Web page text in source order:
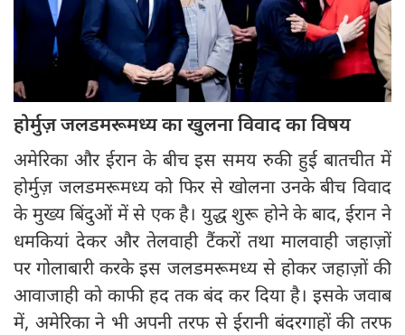
होर्मुज़ जलडमरूमध्य का खुलना विवाद का विषय
अमेरिका और ईरान के बीच इस समय रुकी हुई बातचीत में
होर्मुज़ जलडमरूमध्य को फिर से खोलना उनके बीच विवाद
के मुख्य बिंदुओं में से एक है। युद्ध शुरू होने के बाद, ईरान ने
धमकियां देकर और तेलवाही टैंकरों तथा मालवाही जहाज़ों
पर गोलाबारी करके इस जलडमरूमध्य से होकर जहाज़ों की
आवाजाही को काफी हद तक बंद कर दिया है। इसके जवाब
में, अमेरिका ने भी अपनी तरफ से ईरानी बंदरगाहों की तरफ